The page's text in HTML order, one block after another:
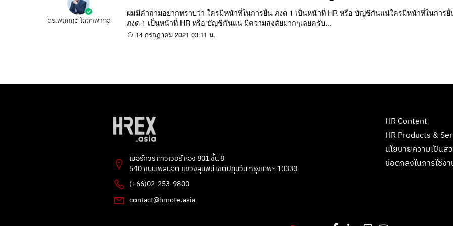
ดร.พลกฤต โสลาพากุล
ผมมีคำถามอยากทราบว่า ใครมีหน้าที่ในการยื่น ภงด 1 เป็นหน้าที่ HR หรือ บัญชีกันแน่ใครมีหน้าที่ในการยื่
ภงด 1 เป็นหน้าที่ HR หรือ บัญชีกันแน่ มีความสงสัยมากๆเลยครับ...
14 กรกฎาคม 2021 03:11 น.
เมอร์คิวรี่ ทาวเวอร์ ห้อง 801 ชั้น 8
540 ถนนเพลินจิต แขวงลุมพินี เขตปทุมวัน กรุงเทพฯ 10330
(+66)02-253-9800
contact@hrnote.asia
HR Content
HR Products &
นโยบายความเป็นส่
ข้อตกลงในการใช้ง